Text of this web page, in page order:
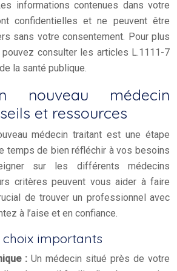
informations contenues dans votre
confidentielles et ne peuvent être
sans votre consentement. Pour plus
pouvez consulter les articles L.1111-7
la santé publique.
nouveau médecin
et ressources
médecin traitant est une étape
temps de bien réfléchir à vos besoins
sur les différents médecins
critères peuvent vous aider à faire
de trouver un professionnel avec
à l’aise et en confiance.
importants
: Un médecin situé près de votre